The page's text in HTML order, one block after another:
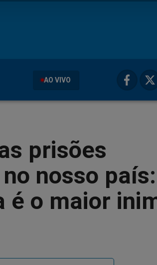
AO VIVO
prisões
nosso
é o maior